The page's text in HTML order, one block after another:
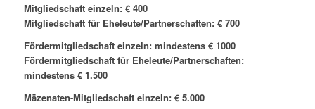
Mitgliedschaft einzeln: € 400
Mitgliedschaft für Eheleute/Partnerschaften: € 700
Fördermitgliedschaft einzeln: mindestens € 1000
Fördermitgliedschaft für Eheleute/Partnerschaften:
mindestens € 1.500
Mäzenaten-Mitgliedschaft einzeln: € 5.000